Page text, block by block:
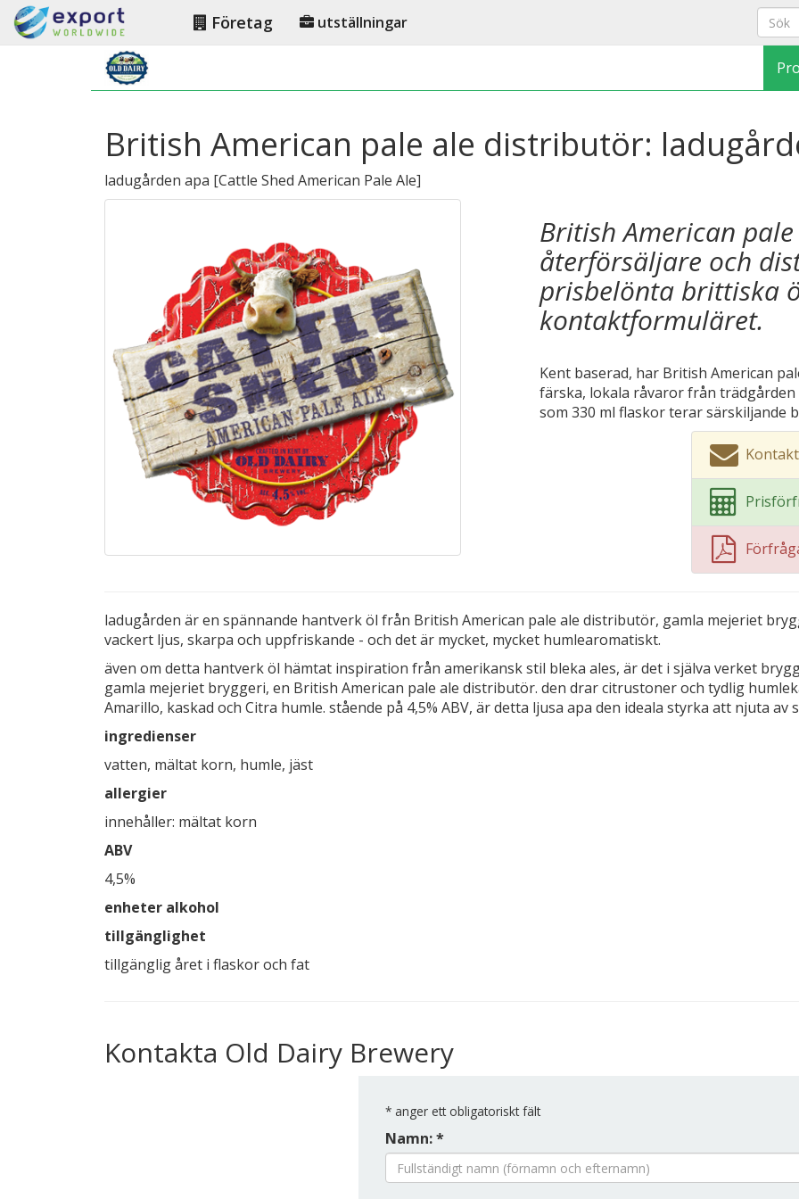
Företag utställningar
British American pale ale distributör:
ladugården apa [Cattle Shed American Pale Ale]
British American
återförsäljare och
prisbelönta brittiska
kontaktformuläret.
Kent baserad, har British American
färska, lokala råvaror från
som 330 ml flaskor terar särskiljande
ladugården är en spännande hantverk öl från British American pale ale distributör, gamla mejeriet
vackert ljus, skarpa och uppfriskande - och det är mycket, mycket humlearomatiskt.
även om detta hantverk öl hämtat inspiration från amerikansk stil bleka ales, är det i själva verket
gamla mejeriet bryggeri, en British American pale ale distributör. den drar citrustoner och tydlig
Amarillo, kaskad och Citra humle. stående på 4,5% ABV, är detta ljusa apa den ideala styrka att njuta av
ingredienser
vatten, mältat korn, humle, jäst
allergier
innehåller: mältat korn
ABV
4,5%
enheter alkohol
tillgänglighet
tillgänglig året i flaskor och fat
Kontakta Old Dairy Brewery
* anger ett obligatoriskt fält
Namn: *